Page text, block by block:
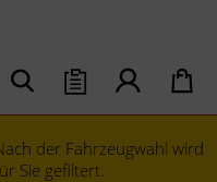
der Fahrzeugwahl wird
Sie gefiltert.